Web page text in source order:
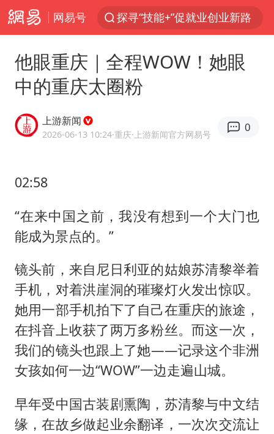
网易号
探寻“技能+”促就业创业新路
店主遭女子“鬼手”换钞
美国退回1000亿美元关税
维持强台风级！白海豚直奔华东沿海
“天津之眼”摩天轮附近2人落水
41岁女子为鼓励女儿考上985研究生
如何把百年大党建设得更加坚强有力
香港殿堂级填词人黎彼得因病离世 终年76岁
南太行山失联女孩最后信号不在山林
总书记关心百姓身边这些民生大事
他眼重庆｜全程WOW！她眼
中的重庆太圈粉
上游新闻
2026-06-13 10:24·重庆·上游新闻官方网易号
0
02:58
“在来中国之前，我没有想到一个大门也
能成为景点的。”
镜头前，来自尼日利亚的姑娘苏清黎举着
手机，对着洪崖洞的璀璨灯火发出惊叹。
她用一部手机拍下了自己在重庆的旅途，
在抖音上收获了两万多粉丝。而这一次，
我们的镜头也跟上了她——记录这个非洲
女孩如何一边“WOW”一边走遍山城。
早年受中国古装剧熏陶，苏清黎与中文结
缘，在故乡做起业余翻译，一次次交流让